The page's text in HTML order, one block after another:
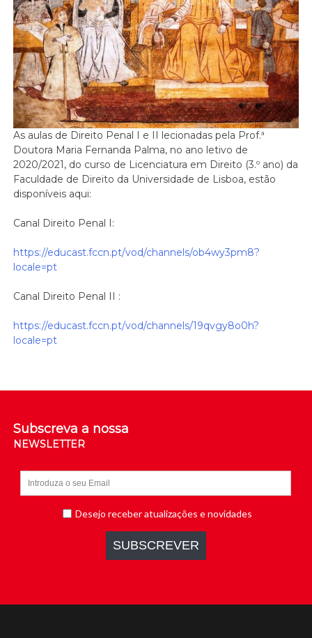
As aulas de Direito Penal I e II lecionadas pela Prof.ª
Doutora Maria Fernanda Palma, no ano letivo de
2020/2021, do curso de Licenciatura em Direito (3.º ano) da
Faculdade de Direito da Universidade de Lisboa, estão
disponíveis aqui:
Canal Direito Penal I:
https://educast.fccn.pt/vod/channels/ob4wy3pm8?
locale=pt
Canal Direito Penal II :
https://educast.fccn.pt/vod/channels/19qvgy8o0h?
locale=pt
Subscreva a nossa
NEWSLETTER